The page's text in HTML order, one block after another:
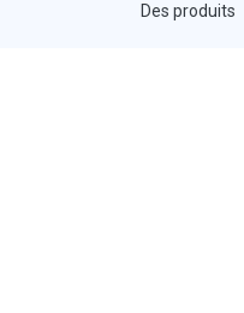
Des produits